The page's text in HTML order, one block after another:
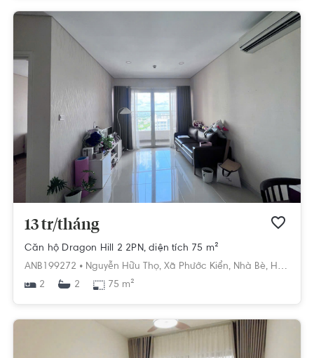
13 tr/tháng
Căn hộ Dragon Hill 2 2PN, diện tích 75 m²
ANB199272 • Nguyễn Hữu Thọ, Xã Phước Kiển, Nhà Bè, Hồ Chí Minh
2
2 75 m²